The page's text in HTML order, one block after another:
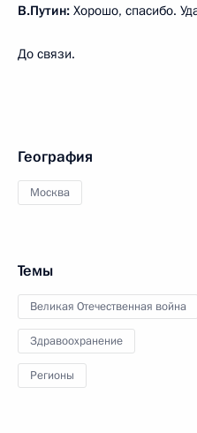
В.Путин: Хорошо, спасибо.
До связи.
География
Москва
Темы
Великая Отечественная война
Здравоохранение
Регионы